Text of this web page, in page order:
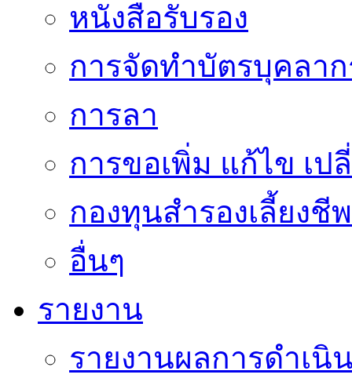
หนังสือรับรอง
การจัดทำบัตรบุคลา
การลา
การขอเพิ่ม แก้ไข เ
กองทุนสำรองเลี้ยงชีพ
อื่นๆ
รายงาน
รายงานผลการดำเนิ